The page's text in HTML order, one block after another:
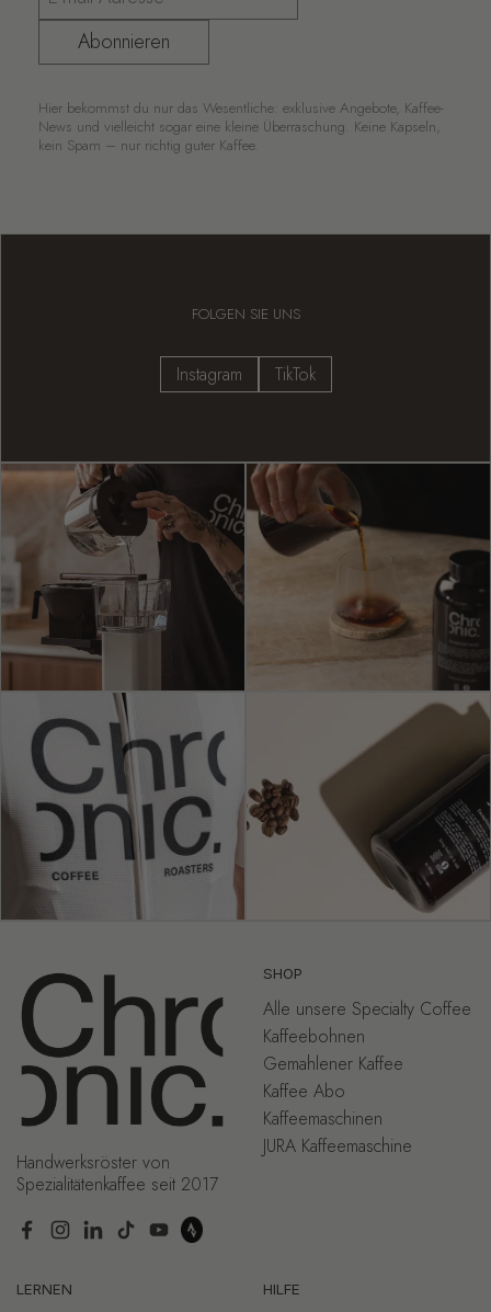
Abonnieren
Hier bekommst du nur das Wesentliche: exklusive Angebote, Kaffee-
News und vielleicht sogar eine kleine Überraschung. Keine Kapseln,
kein Spam – nur richtig guter Kaffee.
FOLGEN SIE UNS
Instagram TikTok
Handwerksröster von
Spezialitätenkaffee seit 2017
Facebook
Instagram
LinkedIn
TikTokYouTube
SHOP
Alle unsere Specialty Coffee
Kaffeebohnen
Gemahlener Kaffee
Kaffee Abo
Kaffeemaschinen
JURA Kaffeemaschine
LERNEN HILFE